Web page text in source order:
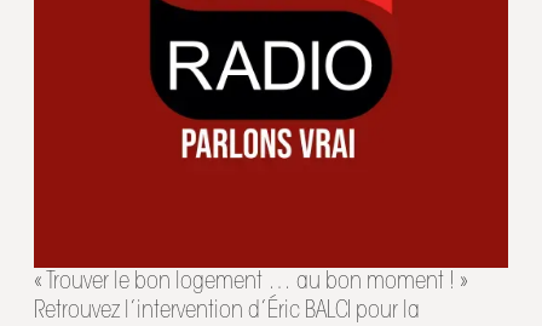
« Trouver le bon logement … au bon moment ! »
Retrouvez l’intervention d’Éric BALCI pour la